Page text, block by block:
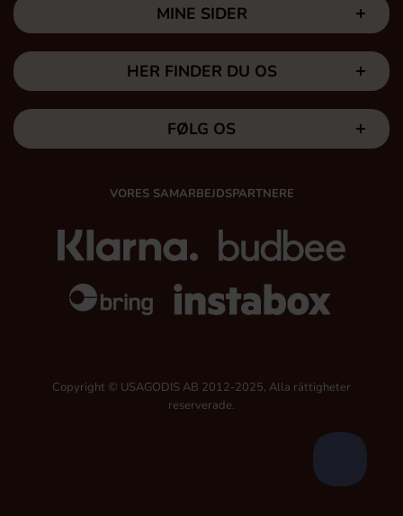
MINE SIDER
HER FINDER DU OS
FØLG OS
VORES SAMARBEJDSPARTNERE
Copyright © USAGODIS AB 2012-2025, Alla rättigheter
reserverade.